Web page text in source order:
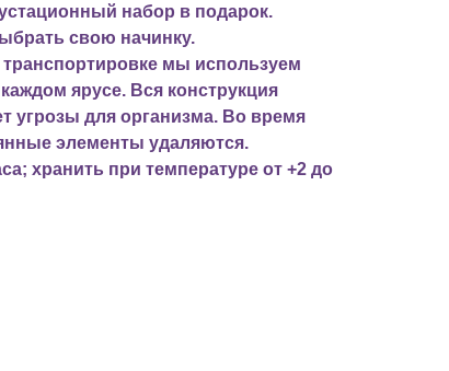
набор в подарок.
свою начинку.
мы используем
ярусе. Вся конструкция
угрозы для организма. Во время
элементы удаляются.
хранить при температуре от +2 до